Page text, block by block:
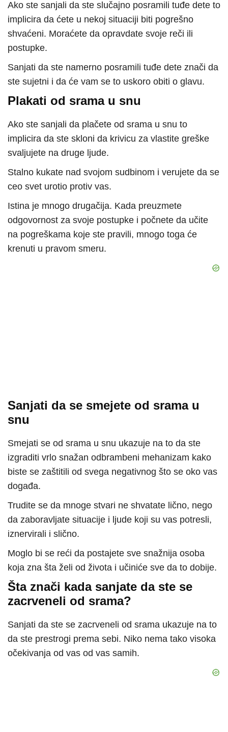
Ako ste sanjali da ste slučajno posramili tuđe dete to
implicira da ćete u nekoj situaciji biti pogrešno
shvaćeni. Moraćete da opravdate svoje reči ili
postupke.
Sanjati da ste namerno posramili tuđe dete znači da
ste sujetni i da će vam se to uskoro obiti o glavu.
Plakati od srama u snu
Ako ste sanjali da plačete od srama u snu to
implicira da ste skloni da krivicu za vlastite greške
svaljujete na druge ljude.
Stalno kukate nad svojom sudbinom i verujete da se
ceo svet urotio protiv vas.
Istina je mnogo drugačija. Kada preuzmete
odgovornost za svoje postupke i počnete da učite
na pogreškama koje ste pravili, mnogo toga će
krenuti u pravom smeru.
Sanjati da se smejete od srama u
snu
Smejati se od srama u snu ukazuje na to da ste
izgraditi vrlo snažan odbrambeni mehanizam kako
biste se zaštitili od svega negativnog što se oko vas
događa.
Trudite se da mnoge stvari ne shvatate lično, nego
da zaboravljate situacije i ljude koji su vas potresli,
iznervirali i slično.
Moglo bi se reći da postajete sve snažnija osoba
koja zna šta želi od života i učiniće sve da to dobije.
Šta znači kada sanjate da ste se
zacrveneli od srama?
Sanjati da ste se zacrveneli od srama ukazuje na to
da ste prestrogi prema sebi. Niko nema tako visoka
očekivanja od vas od vas samih.